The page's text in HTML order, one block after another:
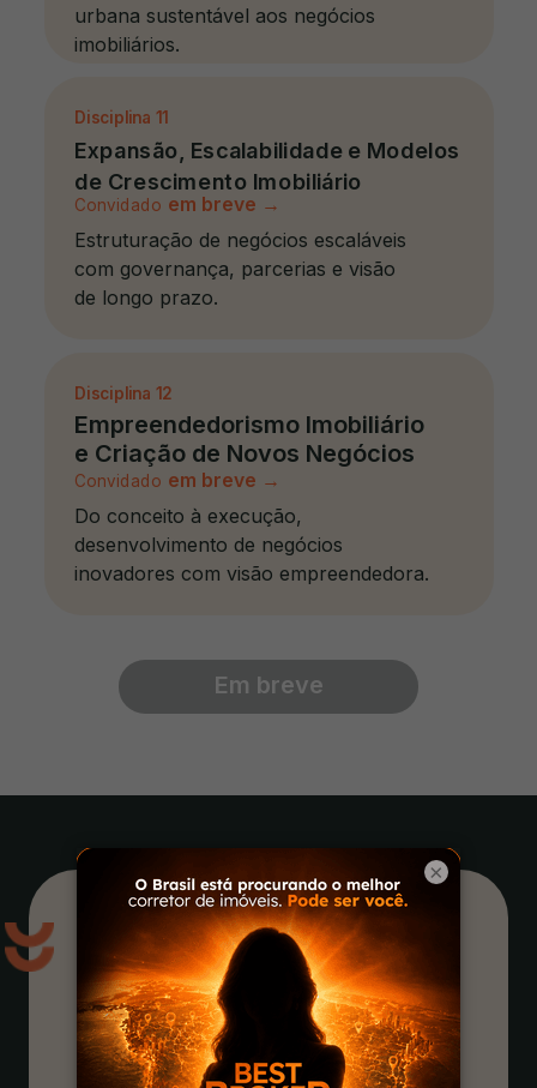
Benefícios do curso
Formação completa
em 12 disciplinas estratégicas,
com foco exclusivo no setor
urbana sustentável aos negócios
imobiliários.
Expansão, Escalabilidade e Modelos
de Crescimento Imobiliário
Estruturação de negócios escaláveis
com governança, parcerias e visão
de longo prazo.
Disciplina 11
Convidado em breve →
Empreendedorismo Imobiliário
e Criação de Novos Negócios
Do conceito à execução,
desenvolvimento de negócios
inovadores com visão empreendedora.
Disciplina 12
Convidado em breve →
Em breve
×